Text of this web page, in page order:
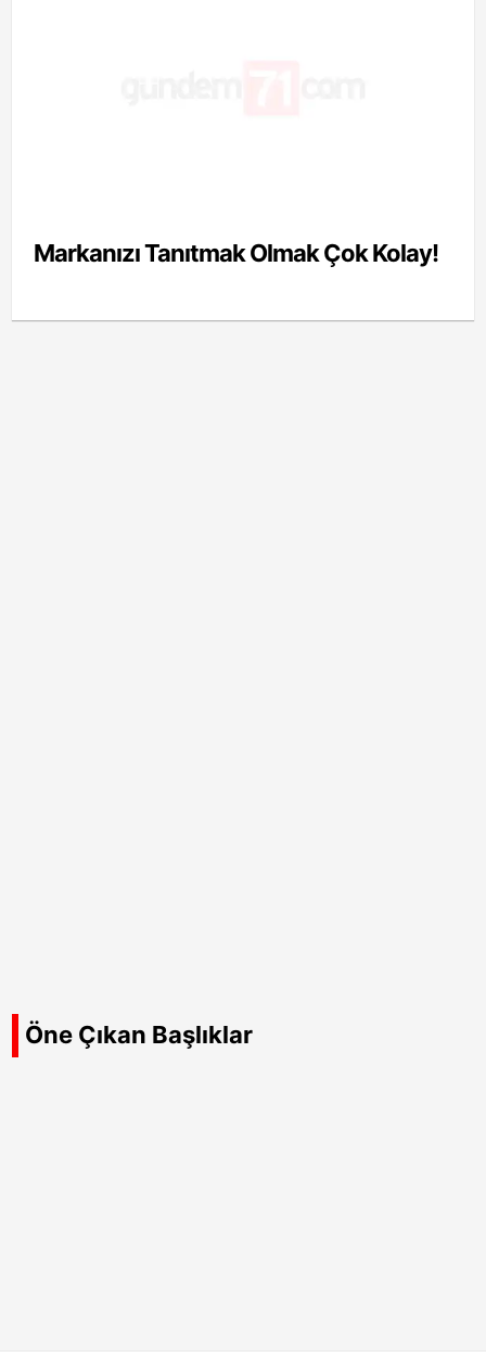
Markanızı Tanıtmak Olmak Çok Kolay!
Öne Çıkan Başlıklar